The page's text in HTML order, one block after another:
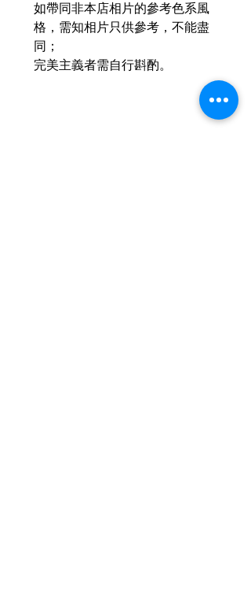
如帶同非本店相片的參考色系風
格，需知相片只供參考，不能盡
同；
完美主義者需自行斟酌。